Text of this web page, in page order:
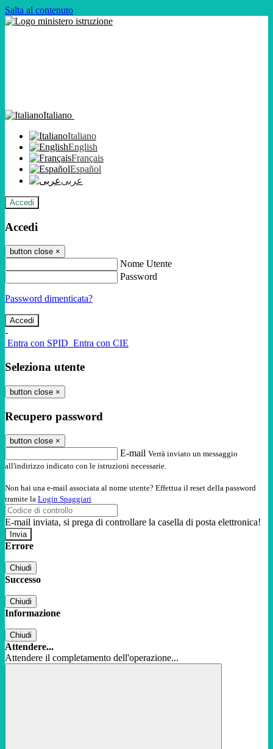
Salta al contenuto
Italiano
Italiano
English
Français
Español
عربى
Accedi
Accedi
button close ×
Nome Utente
Password
Password dimenticata?
-
Entra con SPID Entra con CIE
Seleziona utente
button close ×
Recupero password
button close ×
E-mail Verrà inviato un messaggio
all'indirizzo indicato con le istruzioni necessarie.
Non hai una e-mail associata al nome utente? Effettua il reset della password
tramite la Login Spaggiari
E-mail inviata, si prega di controllare la casella di posta elettronica!
Errore
Chiudi
Successo
Chiudi
Informazione
Chiudi
Attendere...
Attendere il completamento dell'operazione...